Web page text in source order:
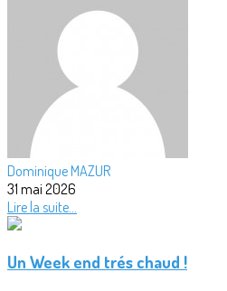
Dominique MAZUR
31 mai 2026
Lire la suite...
Un Week end trés chaud !